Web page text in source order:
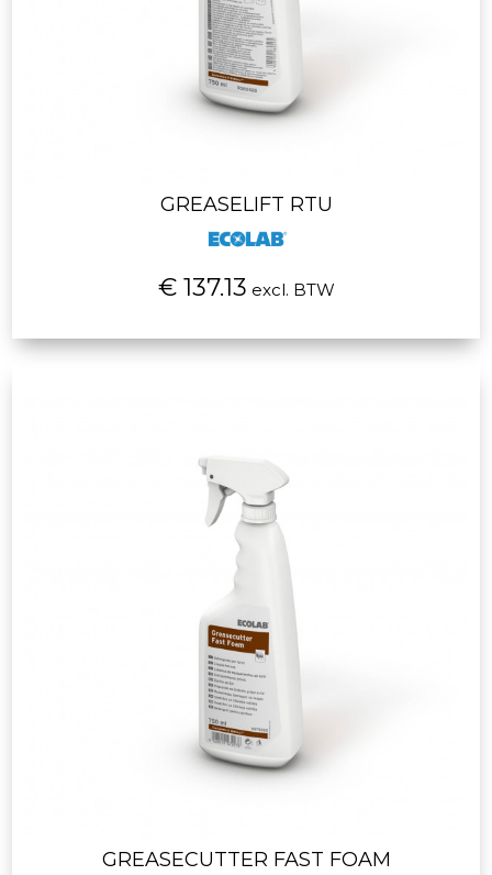
GREASELIFT RTU
€ 137.13 excl. BTW
GREASECUTTER FAST FOAM